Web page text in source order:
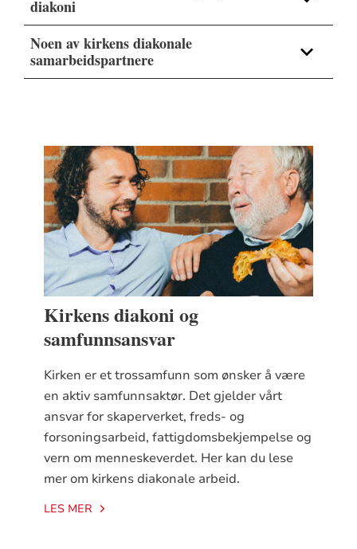
diakoni
Noen av kirkens diakonale
samarbeidspartnere
Blå Kors
Kirkens diakoni og
samfunnsansvar
Kirken er et trossamfunn som ønsker å være
en aktiv samfunnsaktør. Det gjelder vårt
ansvar for skaperverket, freds- og
forsoningsarbeid, fattigdomsbekjempelse og
vern om menneskeverdet. Her kan du lese
mer om kirkens diakonale arbeid.
LES MER